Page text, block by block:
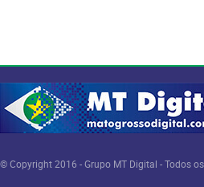
© Copyright 2016 - Grupo MT Digital - Todos